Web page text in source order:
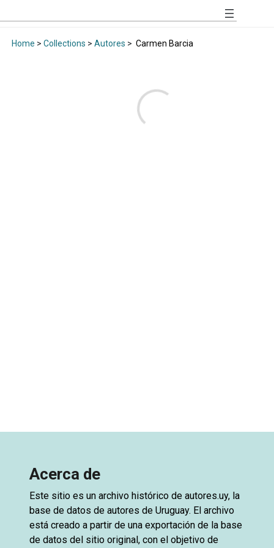
Home > Collections > Autores > Carmen Barcia
Acerca de
Este sitio es un archivo histórico de autores.uy, la
base de datos de autores de Uruguay. El archivo
está creado a partir de una exportación de la base
de datos del sitio original, con el objetivo de